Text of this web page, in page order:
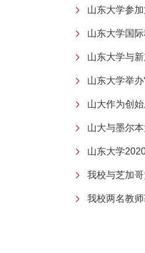
山东大学参
山东大学国
山东大学与
山东大学举
山大作为创
山大与墨尔
山东大学
我校与芝加
我校两名教